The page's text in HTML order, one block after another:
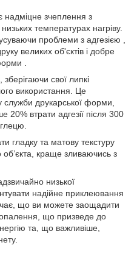
надміцне зчеплення з
температурах нагріву.
проблеми з адгезією ,
великих об'єктів і добре
.
свої липкі
використання. Це
служби друкарської форми,
втрати адгезії після 300
гладку та матову текстуру
об’єкта, краще зливаючись з
низької
надійне приклеювання
що ви можете заощадити
опалення, що призведе до
та, що важливіше,